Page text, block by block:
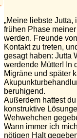
„Meine liebste
frühen Phase
werden. Freunde
Kontakt zu treten,
gesagt haben: Jutta
werdende Mütter! In
Migräne und später
beruhigend.
Außerdem hattest
konstruktive
Wehwehchen
Wann immer ich
nötigen Halt